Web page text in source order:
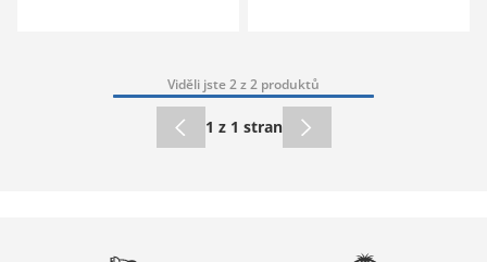
Viděli jste 2 z 2 produktů
1 z 1 stran